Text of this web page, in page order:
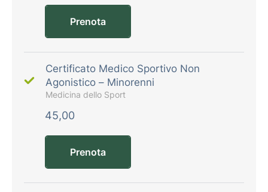
Prenota
Certificato Medico Sportivo Non
Agonistico – Minorenni
Medicina dello Sport
45,00
Prenota